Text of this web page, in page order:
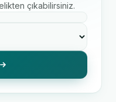
çıkabilirsiniz.